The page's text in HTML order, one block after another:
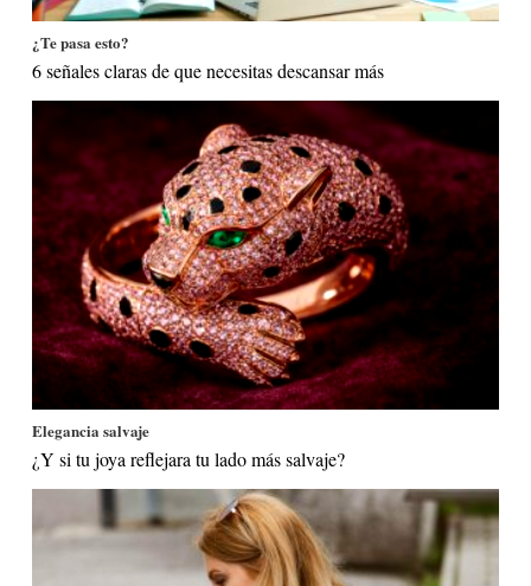
¿Te pasa esto?
6 señales claras de que necesitas descansar más
Elegancia salvaje
¿Y si tu joya reflejara tu lado más salvaje?